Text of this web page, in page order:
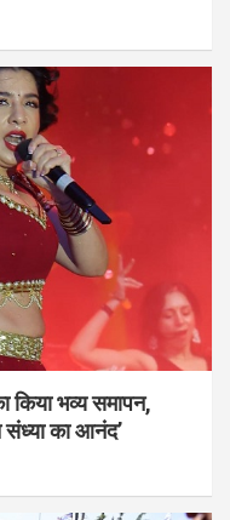
किया भव्य समापन,
संध्या का आनंद’